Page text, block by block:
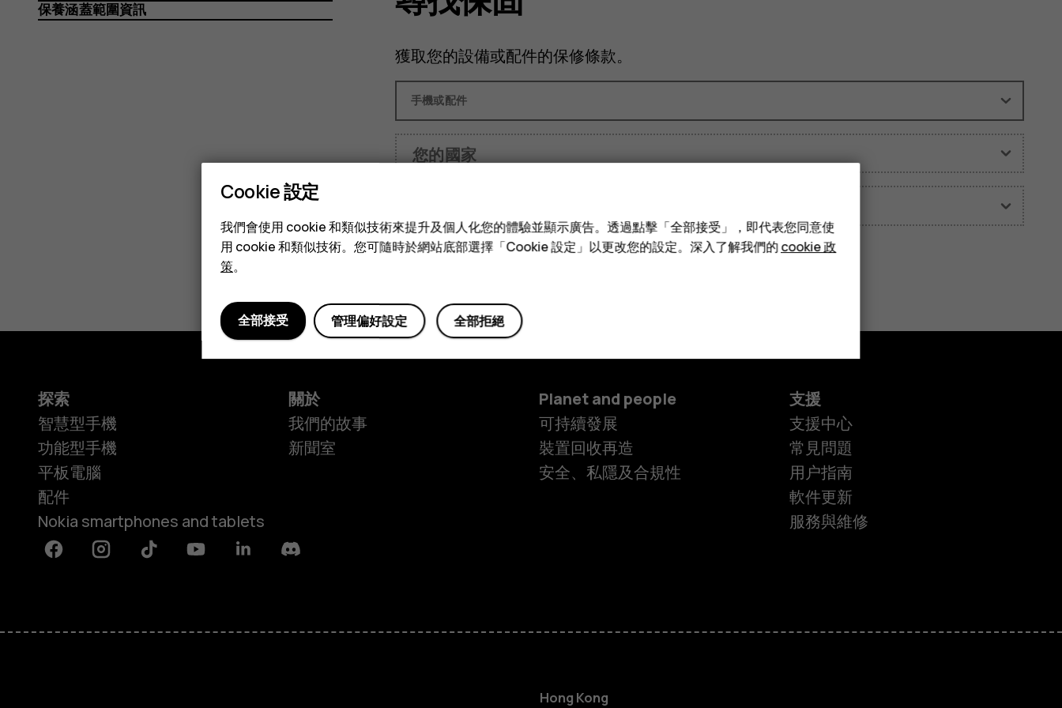
智慧型手機
保養涵蓋範圍資訊
獲取您的設備或配件的保修條款。
手機或配件
您的國家
探索
智慧型手機
功能型手機
平板電腦
配件
Nokia smartphones and tablets
關於
我們的故事
新聞室
Planet and people
可持續發展
裝置回收再造
安全、私隱及合規性
支援
支援中心
常見問題
用户指南
軟件更新
服務與維修
FacebookInstagramTiktok YoutubeLinkedinDiscord
Hong Kong
Cookie 設定
我們會使用 cookie 和類似技術來提升及個人化您的體驗並顯示廣告。透過點擊「全部接受」，即代表您同意使
用 cookie 和類似技術。您可隨時於網站底部選擇「Cookie 設定」以更改您的設定。深入了解我們的cookie 政
策。
全部拒絕
管理偏好設定
全部接受